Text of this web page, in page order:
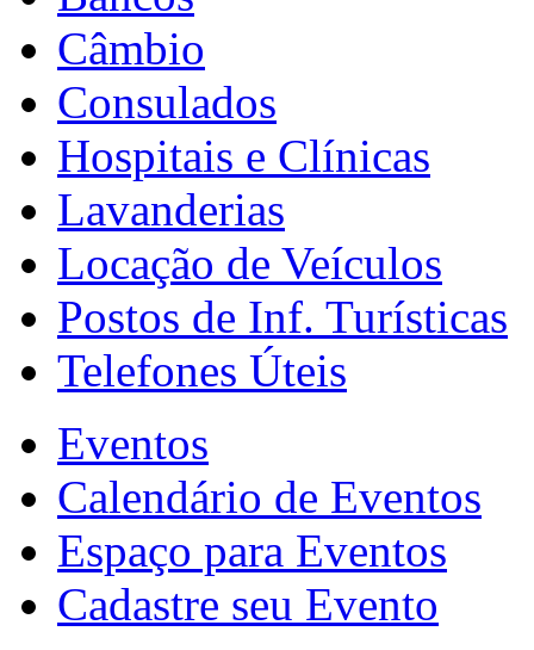
Câmbio
Consulados
Hospitais e Clínicas
Lavanderias
Locação de Veículos
Postos de Inf. Turísticas
Telefones Úteis
Eventos
Calendário de Eventos
Espaço para Eventos
Cadastre seu Evento